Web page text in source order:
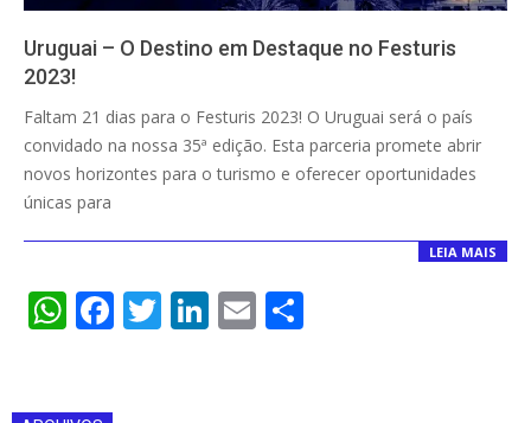
Uruguai – O Destino em Destaque no Festuris
2023!
Faltam 21 dias para o Festuris 2023! O Uruguai será o país
convidado na nossa 35ª edição. Esta parceria promete abrir
novos horizontes para o turismo e oferecer oportunidades
únicas para
LEIA MAIS
WhatsApp
Facebook
Twitter
LinkedIn
Email